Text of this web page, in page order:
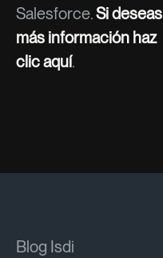
Salesforce.Si deseas
más información haz
clic aquí.
Blog Isdi